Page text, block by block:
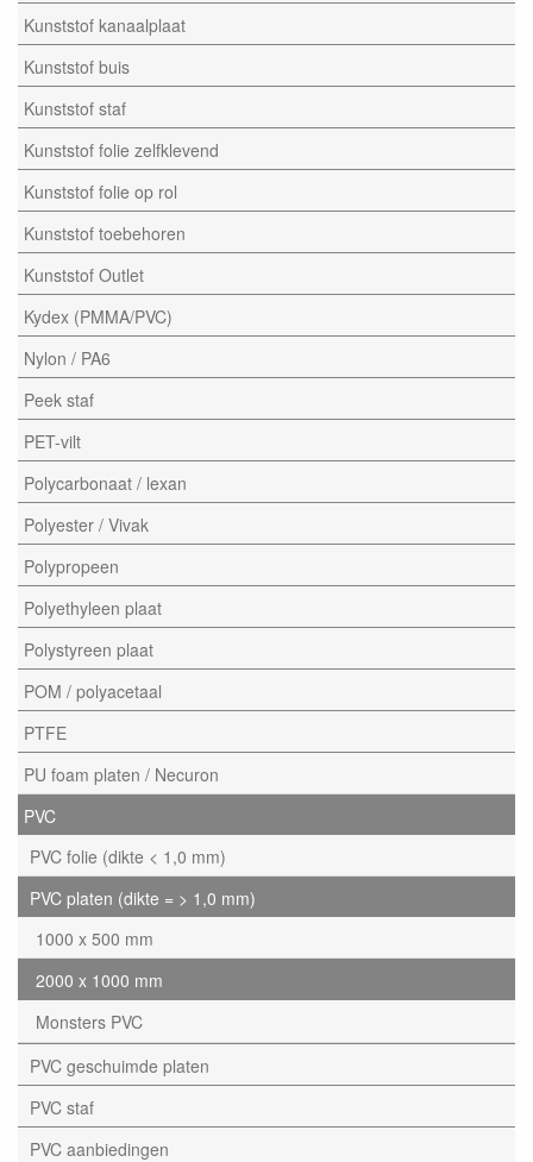
Kunststof kanaalplaat
Kunststof buis
Kunststof staf
Kunststof folie zelfklevend
Kunststof folie op rol
Kunststof toebehoren
Kunststof Outlet
Kydex (PMMA/PVC)
Nylon / PA6
Peek staf
PET-vilt
Polycarbonaat / lexan
Polyester / Vivak
Polypropeen
Polyethyleen plaat
Polystyreen plaat
POM / polyacetaal
PTFE
PU foam platen / Necuron
PVC
PVC folie (dikte < 1,0 mm)
PVC platen (dikte = > 1,0 mm)
1000 x 500 mm
2000 x 1000 mm
Monsters PVC
PVC geschuimde platen
PVC staf
PVC aanbiedingen